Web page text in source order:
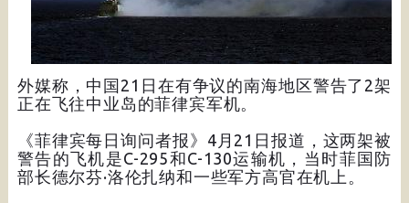
外媒称，中国21日在有争议的南海地区警告了2架
正在飞往中业岛的菲律宾军机。
《菲律宾每日询问者报》4月21日报道，这两架被
警告的飞机是C-295和C-130运输机，当时菲国防
部长德尔芬·洛伦扎纳和一些军方高官在机上。